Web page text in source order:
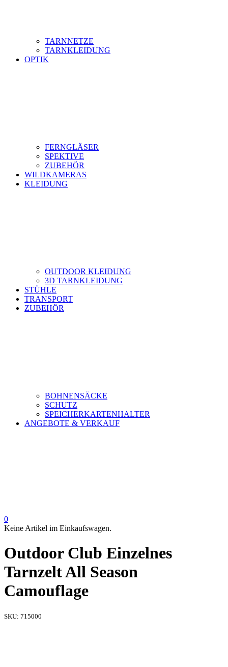
TARNNETZE
TARNKLEIDUNG
OPTIK
FERNGLÄSER
SPEKTIVE
ZUBEHÖR
WILDKAMERAS
KLEIDUNG
OUTDOOR KLEIDUNG
3D TARNKLEIDUNG
STÜHLE
TRANSPORT
ZUBEHÖR
BOHNENSÄCKE
SCHUTZ
SPEICHERKARTENHALTER
ANGEBOTE & VERKAUF
0
Keine Artikel im Einkaufswagen.
Outdoor Club Einzelnes
Tarnzelt All Season
Camouflage
SKU: 715000